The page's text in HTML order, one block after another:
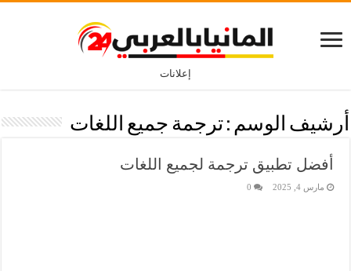
إعلانات
أرشيف الوسم :ترجمة جميع اللغات
أفضل تطبيق ترجمة لجميع اللغات
مارس 4, 2025 0